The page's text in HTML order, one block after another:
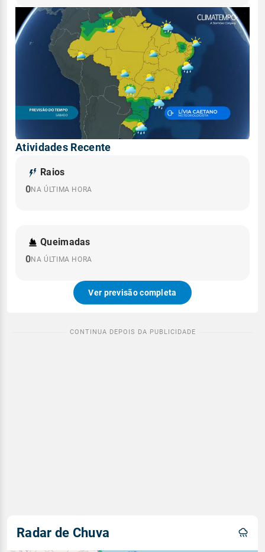
Atividades Recente
Raios
0NA ÚLTIMA HORA
Queimadas
0NA ÚLTIMA HORA
Ver previsão completa
Radar de Chuva